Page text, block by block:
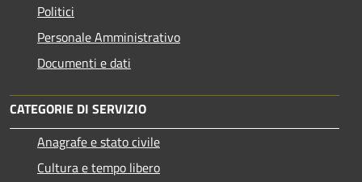
Politici
Personale Amministrativo
Documenti e dati
CATEGORIE DI SERVIZIO
Anagrafe e stato civile
Cultura e tempo libero